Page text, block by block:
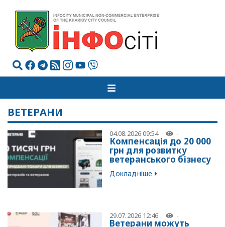
ВЕТЕРАНИ
04.08.2026 09:54 -
Компенсація до 20 000
грн для розвитку
ветеранського бізнесу
Докладніше
29.07.2026 12:46 -
Ветерани можуть